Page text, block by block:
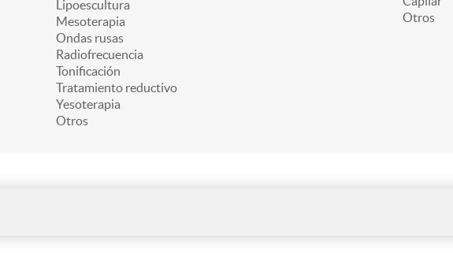
Lipoescultura
Mesoterapia
Ondas rusas
Radiofrecuencia
Tonificación
Tratamiento reductivo
Yesoterapia
Otros
Otros